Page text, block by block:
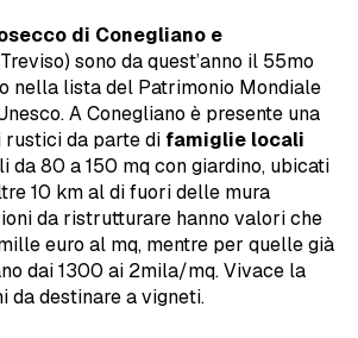
di Conegliano e
sono da quest’anno il 55mo
nella lista del Patrimonio Mondiale
A Conegliano è presente una
rustici da parte di famiglie locali
da 80 a 150 mq con giardino, ubicati
10 km al di fuori delle mura
da ristrutturare hanno valori che
euro al mq, mentre per quelle già
dai 1300 ai 2mila/mq. Vivace la
da destinare a vigneti.